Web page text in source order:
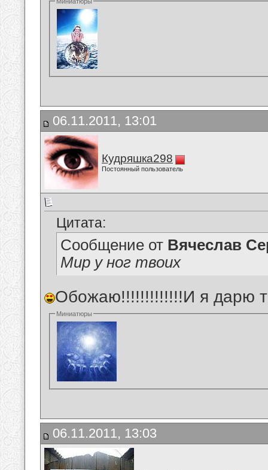
06.11.2011, 13:01
Кудряшка298
Постоянный пользователь
Цитата:
Сообщение от Вячеслав
Мир у ног твоих
Обожаю!!!!!!!!!!!!!И я дарю
Миниатюры
06.11.2011, 13:03